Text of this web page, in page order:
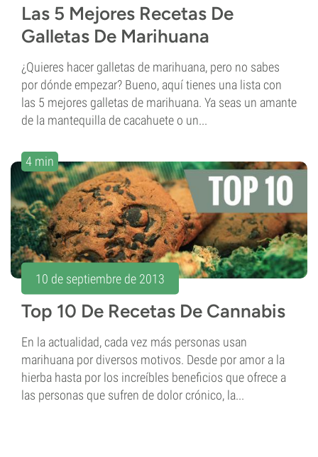
Las 5 Mejores Recetas De
Galletas De Marihuana
¿Quieres hacer galletas de marihuana, pero no sabes
por dónde empezar? Bueno, aquí tienes una lista con
las 5 mejores galletas de marihuana. Ya seas un amante
de la mantequilla de cacahuete o un...
4 min
10 de septiembre de 2013
Top 10 De Recetas De Cannabis
En la actualidad, cada vez más personas usan
marihuana por diversos motivos. Desde por amor a la
hierba hasta por los increíbles beneficios que ofrece a
las personas que sufren de dolor crónico, la...